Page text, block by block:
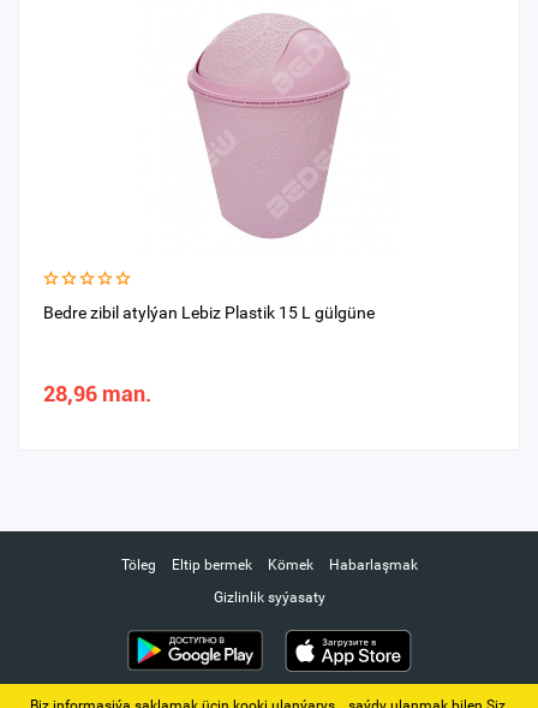
Bedre zibil atylýan Lebiz Plastik 15 L gülgüne
28,96 man.
Töleg Eltip bermek Kömek
Habarlaşmak
Gizlinlik syýasaty